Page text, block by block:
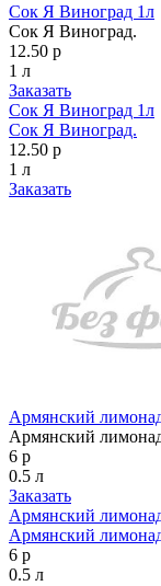
Сок Я Виноград 1л
Сок Я Виноград.
12.50 р
1 л
Заказать
Сок Я Виноград 1л
Сок Я Виноград.
12.50 р
1 л
Заказать
Армянский
Армянский
6 р
0.5 л
Заказать
Армянский
Армянский
6 р
0.5 л